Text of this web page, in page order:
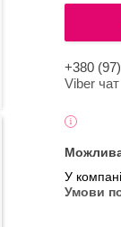
+380
Viber чат
У